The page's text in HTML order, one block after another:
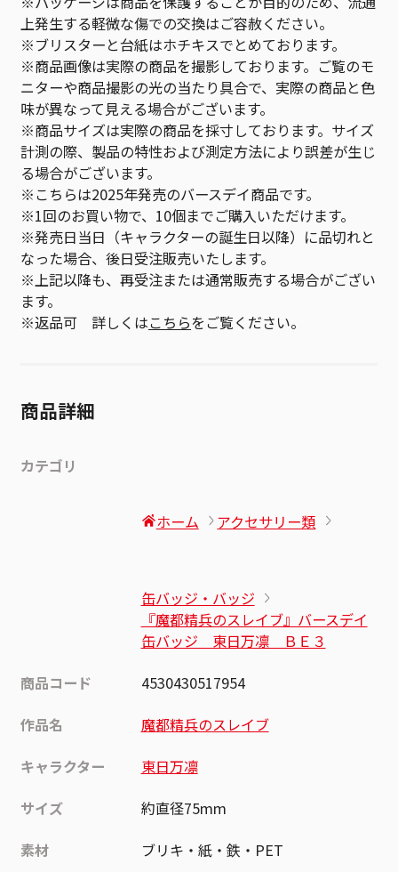
上発生する軽微な傷での交換はご容赦ください。
※ブリスターと台紙はホチキスでとめております。
※商品画像は実際の商品を撮影しております。ご覧のモ
ニターや商品撮影の光の当たり具合で、実際の商品と色
味が異なって見える場合がございます。
※商品サイズは実際の商品を採寸しております。サイズ
計測の際、製品の特性および測定方法により誤差が生じ
る場合がございます。
※こちらは2025年発売のバースデイ商品です。
※1回のお買い物で、10個までご購入いただけます。
※発売日当日（キャラクターの誕生日以降）に品切れと
なった場合、後日受注販売いたします。
※上記以降も、再受注または通常販売する場合がござい
ます。
※返品可 詳しくはこちらをご覧ください。
商品詳細
カテゴリ
ホーム アクセサリー類
缶バッジ・バッジ
『魔都精兵のスレイブ』バースデイ
缶バッジ 東日万凛 ＢＥ３
商品コード
4530430517954
作品名
魔都精兵のスレイブ
キャラクター
東日万凛
サイズ
約直径75mm
素材
ブリキ・紙・鉄・PET